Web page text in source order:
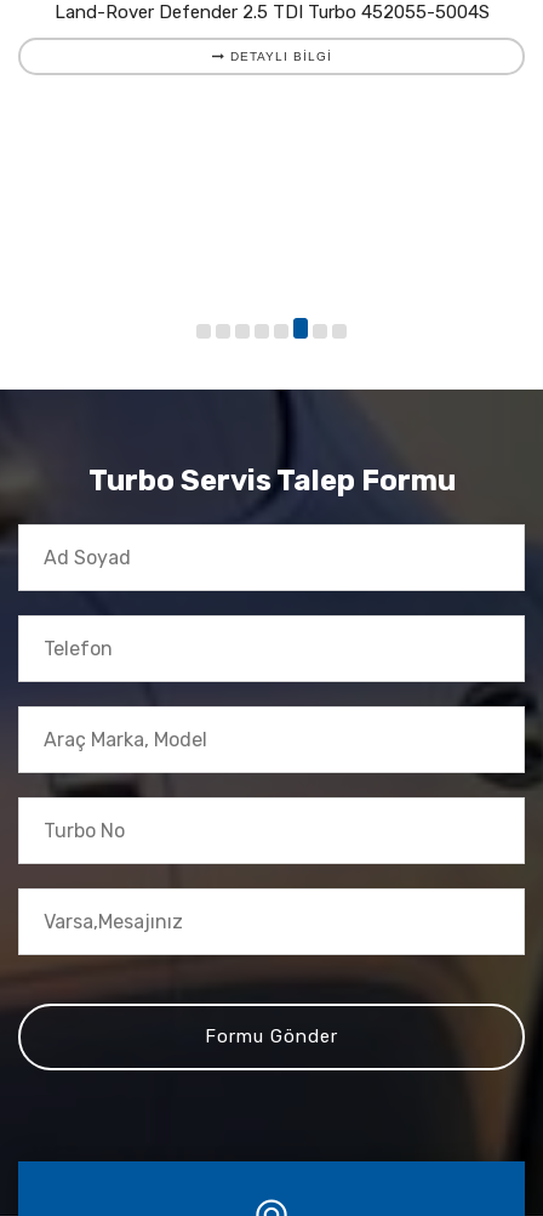
Land-Rover Defender 2.5 TDI Turbo 452055-5004S
DETAYLI BILGI
Turbo Servis Talep Formu